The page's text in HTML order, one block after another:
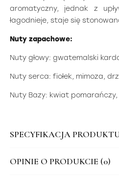
aromatyczny, jednak z
łagodnieje, staje się
Nuty zapachowe:
Nuty głowy: gwatemalski
Nuty serca: fiołek, mimoza,
Nuty Bazy: kwiat
SPECYFIKACJA
OPINIE O PRODUKCIE (0)